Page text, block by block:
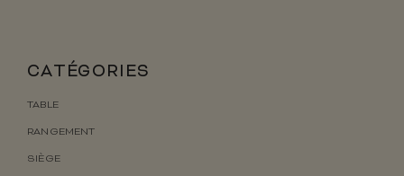
CATÉGORIES
TABLE
RANGEMENT
SIÈGE